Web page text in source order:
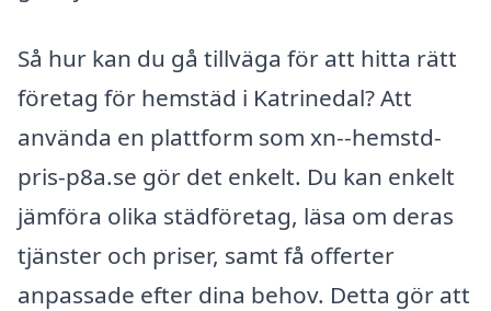
Så hur kan du gå tillväga för att hitta rätt
företag för hemstäd i Katrinedal? Att
använda en plattform som xn--hemstd-
pris-p8a.se gör det enkelt. Du kan enkelt
jämföra olika städföretag, läsa om deras
tjänster och priser, samt få offerter
anpassade efter dina behov. Detta gör att